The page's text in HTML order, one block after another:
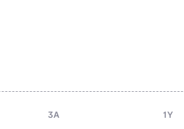
3A 1Y